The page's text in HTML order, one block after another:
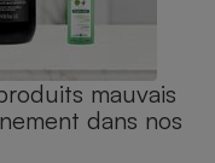
mauvais
dans nos